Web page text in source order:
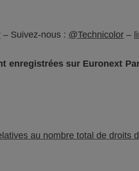
– Suivez-nous : @Technicolor –
enregistrées sur Euronext
au nombre total de droits